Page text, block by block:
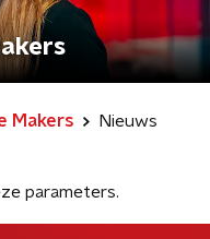
Makers Nieuws
parameters.